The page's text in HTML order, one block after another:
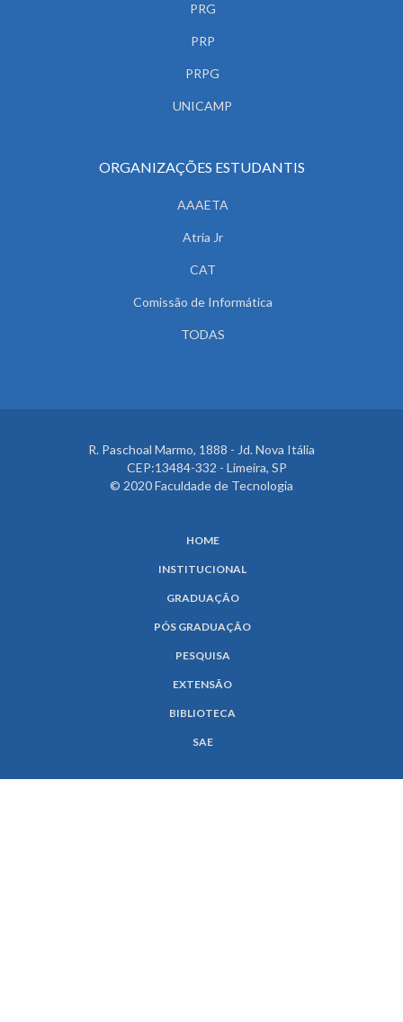
PRG
PRP
PRPG
UNICAMP
ORGANIZAÇÕES ESTUDANTIS
AAAETA
Atria Jr
CAT
Comissão de Informática
TODAS
R. Paschoal Marmo, 1888 - Jd. Nova Itália
CEP:13484-332 - Limeira, SP
© 2020 Faculdade de Tecnologia
HOME
INSTITUCIONAL
GRADUAÇÃO
PÓS GRADUAÇÃO
PESQUISA
EXTENSÃO
BIBLIOTECA
SAE